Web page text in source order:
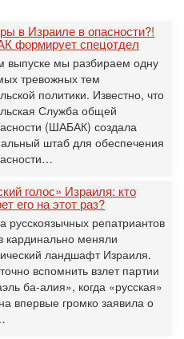
в Израиле в опасности?!
формирует спецотдел
выпуске мы разбираем одну
тревожных тем
политики. Известно, что
Служба общей
(ШАБАК) создала
штаб для обеспечения
голос» Израиля: кто
его на этот раз?
русскоязычных репатриантов
кардинально меняли
ландшафт Израиля.
вспомнить взлет партии
ба-алия», когда «русская»
впервые громко заявила о